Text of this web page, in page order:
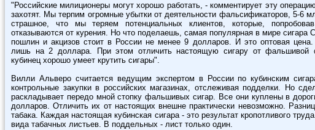
"Российские милиционеры могут хорошо работать, - комментирует эту
захотят. Мы терпим огромные убытки от деятельности фальсификаторов, 5-6
страшное, что мы теряем потенциальных клиентов, которые,
отказываются от курения. Но что поделаешь, самая популярная в мире сигара
пошлин и акцизов стоит в России не менее 9 долларов. И это оптовая
лишь на 2 доллара. При этом отличить настоящую сигару от фальшивой
кубинец хорошо умеет крутить сигары".
Вилли Альверо считается ведущим экспертом в России по кубинским
контрольные закупки в российских магазинах, отслеживая подделки. Но
раскладывает передо мной стопку фальшивых сигар. Все они куплены в
долларов. Отличить их от настоящих внешне практически невозможно.
табака. Каждая настоящая кубинская сигара - это результат кропотливого
вида табачных листьев. В поддельных - лист только один.